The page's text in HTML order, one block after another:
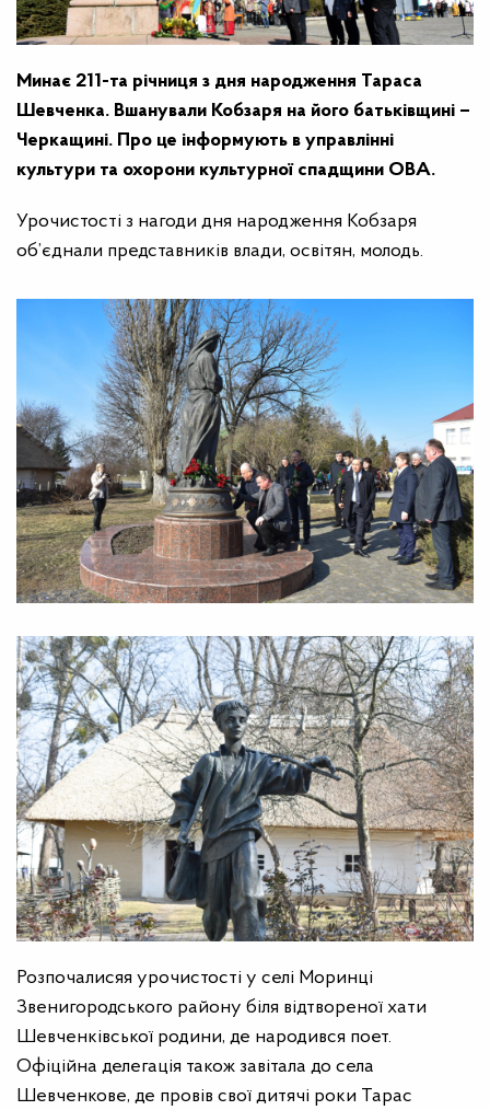
Минає 211-та річниця з дня народження Тараса
Шевченка. Вшанували Кобзаря на його батьківщині –
Черкащині. Про це інформують в управлінні
культури та охорони культурної спадщини ОВА.
Урочистості з нагоди дня народження Кобзаря
об’єднали представників влади, освітян, молодь.
Розпочалисяя урочистості у селі Моринці
Звенигородського району біля відтвореної хати
Шевченківської родини, де народився поет.
Офіційна делегація також завітала до села
Шевченкове, де провів свої дитячі роки Тарас